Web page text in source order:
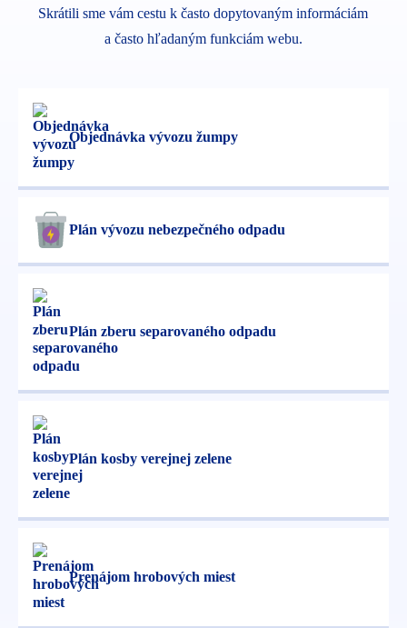
Skrátili sme vám cestu k často dopytovaným informáciám
a často hľadaným funkciám webu.
Objednávka vývozu žumpy
Plán vývozu nebezpečného odpadu
Plán zberu separovaného odpadu
Plán kosby verejnej zelene
Prenájom hrobových miest